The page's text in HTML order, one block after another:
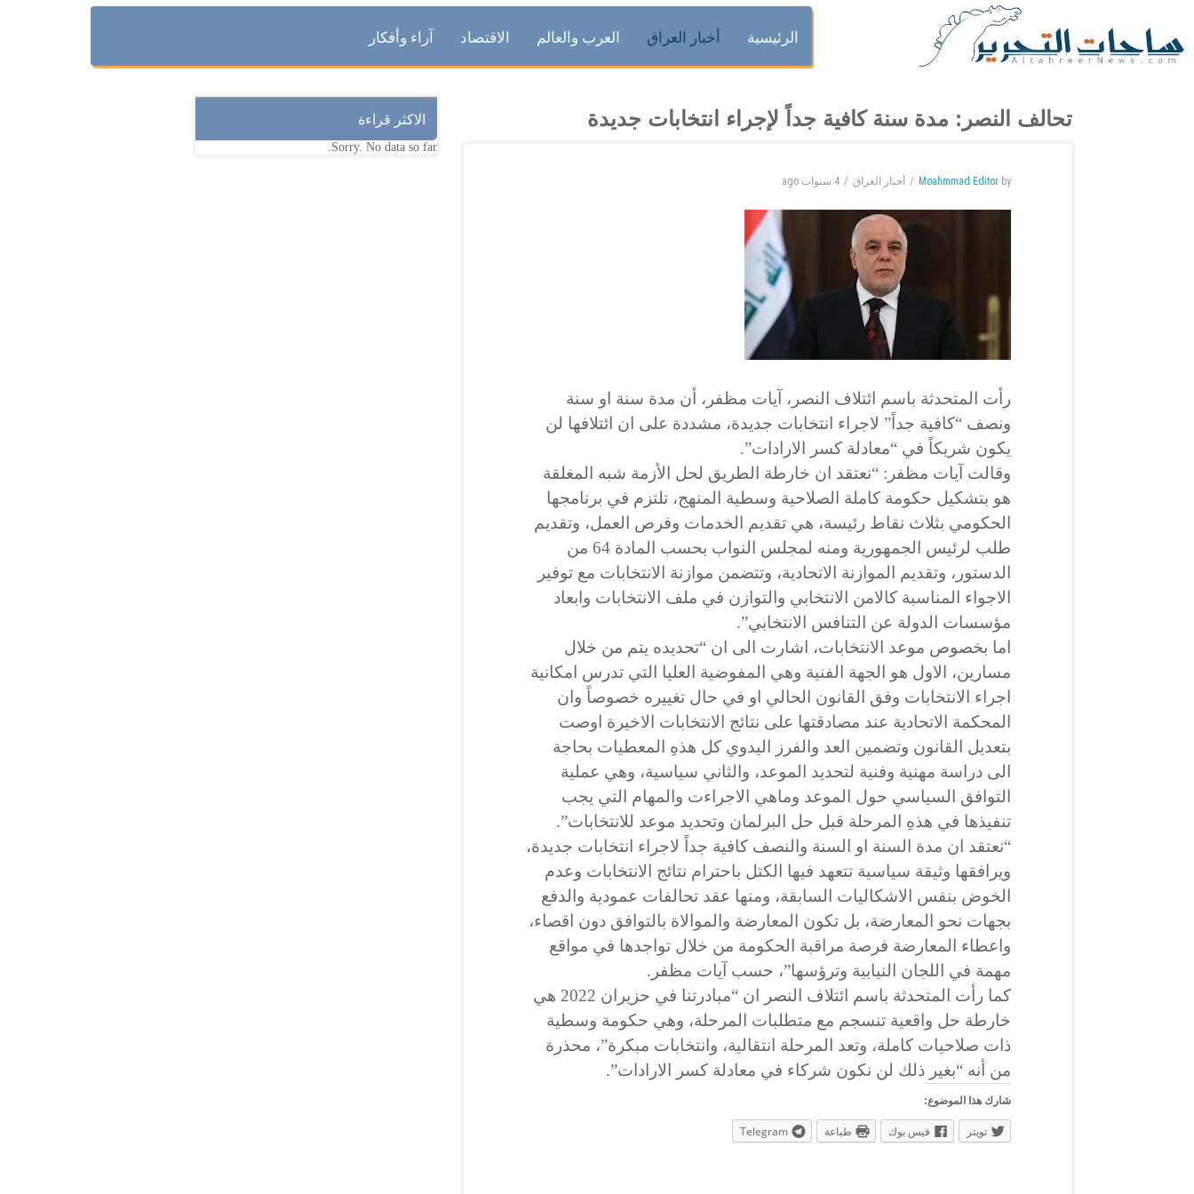
الرئيسية أخبار العراق العرب والعالم الاقتصاد آراء وأفكار
تحالف النصر: مدة سنة كافية جداً لإجراء انتخابات جديدة
by
Moahmmad Editor أخبار العراق 4 سنوات ago
رأت المتحدثة باسم ائتلاف النصر، آيات مظفر، أن مدة سنة او سنة
ونصف “كافية جداً” لاجراء انتخابات جديدة، مشددة على ان ائتلافها لن
يكون شريكاً في “معادلة كسر الارادات”.
وقالت آيات مظفر: “نعتقد ان خارطة الطريق لحل الأزمة شبه المغلقة
هو بتشكيل حكومة كاملة الصلاحية وسطية المنهج، تلتزم في برنامجها
الحكومي بثلاث نقاط رئيسة، هي تقديم الخدمات وفرص العمل، وتقديم
طلب لرئيس الجمهورية ومنه لمجلس النواب بحسب المادة 64 من
الدستور، وتقديم الموازنة الاتحادية، وتتضمن موازنة الانتخابات مع توفير
الاجواء المناسبة كالامن الانتخابي والتوازن في ملف الانتخابات وابعاد
مؤسسات الدولة عن التنافس الانتخابي”.
اما بخصوص موعد الانتخابات، اشارت الى ان “تحديده يتم من خلال
مسارين، الاول هو الجهة الفنية وهي المفوضية العليا التي تدرس امكانية
اجراء الانتخابات وفق القانون الحالي او في حال تغييره خصوصاً وان
المحكمة الاتحادية عند مصادقتها على نتائج الانتخابات الاخيرة اوصت
بتعديل القانون وتضمين العد والفرز اليدوي كل هذهِ المعطيات بحاجة
الى دراسة مهنية وفنية لتحديد الموعد، والثاني سياسية، وهي عملية
التوافق السياسي حول الموعد وماهي الاجراءت والمهام التي يجب
تنفيذها في هذهِ المرحلة قبل حل البرلمان وتحديد موعد للانتخابات”.
“نعتقد ان مدة السنة او السنة والنصف كافية جداً لاجراء انتخابات جديدة،
ويرافقها وثيقة سياسية تتعهد فيها الكتل باحترام نتائج الانتخابات وعدم
الخوض بنفس الاشكاليات السابقة، ومنها عقد تحالفات عمودية والدفع
بجهات نحو المعارضة، بل تكون المعارضة والموالاة بالتوافق دون اقصاء،
واعطاء المعارضة فرصة مراقبة الحكومة من خلال تواجدها في مواقع
مهمة في اللجان النيابية وترؤسها”، حسب آيات مظفر.
كما رأت المتحدثة باسم ائتلاف النصر ان “مبادرتنا في حزيران 2022 هي
خارطة حل واقعية تنسجم مع متطلبات المرحلة، وهي حكومة وسطية
ذات صلاحيات كاملة، وتعد المرحلة انتقالية، وانتخابات مبكرة”، محذرة
من أنه “بغير ذلك لن نكون شركاء في معادلة كسر الارادات”.
شارك هذا الموضوع:
تويتر فيس بوك طباعة Telegram
الاكثر قراءة
Sorry. No data so far.